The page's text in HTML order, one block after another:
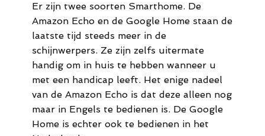
Er zijn twee soorten Smarthome. De
Amazon Echo en de Google Home staan de
laatste tijd steeds meer in de
schijnwerpers. Ze zijn zelfs uitermate
handig om in huis te hebben wanneer u
met een handicap leeft. Het enige nadeel
van de Amazon Echo is dat deze alleen nog
maar in Engels te bedienen is. De Google
Home is echter ook te bedienen in het